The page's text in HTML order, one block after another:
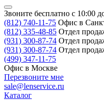
Звоните бесплатно с 10:00
(812) 740-11-75 Офис в
(812) 335-48-85 Отдел
(931) 300-87-74 Отдел
(931) 300-87-74 Отдел
(499) 347-11-75
Офис в Москве
Перезвоните мне
sale@lenservice.ru
Каталог